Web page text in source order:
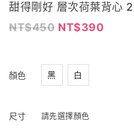
甜得剛好 層次荷葉背心
450
390
顏色 黑 白
尺寸 請先選擇顏色